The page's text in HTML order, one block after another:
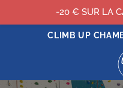
CLIMB UP
-20 € SUR LA